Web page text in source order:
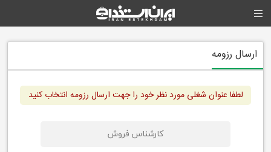
ارسال رزومه
لطفا عنوان شغلی مورد نظر خود را جهت ارسال رزومه انتخاب کنید
کارشناس فروش